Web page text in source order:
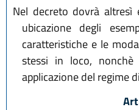
Nel decreto dovrà altresì
ubicazione degli
caratteristiche e le
stessi in loco,
applicazione del regime